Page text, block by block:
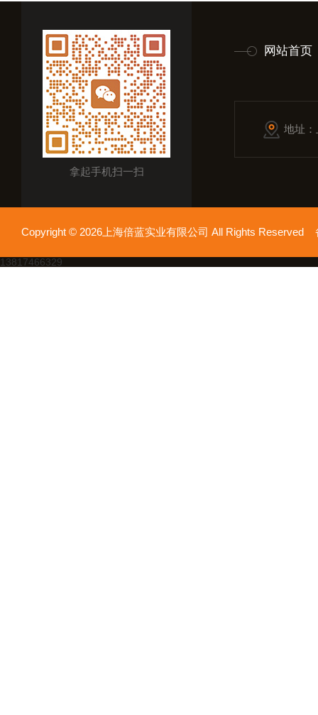
拿起手机扫一扫
网站首页
地址
Copyright © 2026上海倍蓝实业有限公司 All Rights Reserved
13817466329